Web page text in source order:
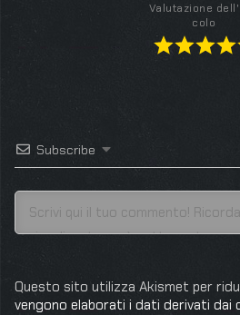
Valutazione
colo
Subscribe
Questo sito utilizza Akismet per
vengono elaborati i dati derivati dai